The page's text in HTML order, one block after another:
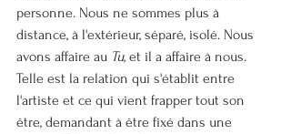
personne. Nous ne sommes plus à
distance, à l'extérieur, séparé, isolé. Nous
avons affaire au Tu, et il a affaire à nous.
Telle est la relation qui s'établit entre
l'artiste et ce qui vient frapper tout son
être, demandant à être fixé dans une